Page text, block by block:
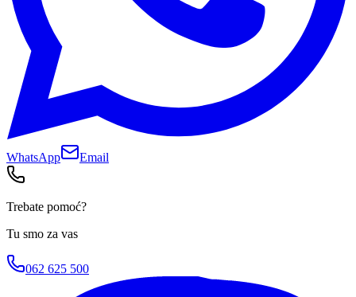
WhatsApp Email
Trebate pomoć?
Tu smo za vas
062 625 500